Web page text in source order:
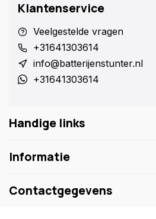
Klantenservice
Veelgestelde vragen
+31641303614
info@batterijenstunter.nl
+31641303614
Handige links
Informatie
Contactgegevens